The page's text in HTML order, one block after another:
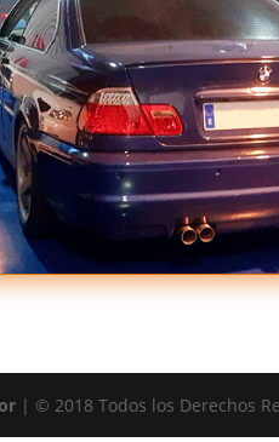
| © 2018 Todos los Derechos